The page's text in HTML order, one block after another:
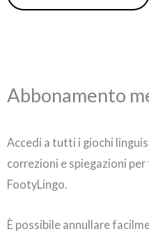
Abbonamento
Accedi a tutti i giochi
correzioni e spiegazioni
FootyLingo.
È possibile annullare